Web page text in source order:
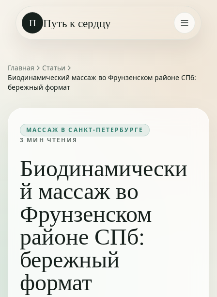
П Путь к сердцу
Главная
Статьи
Биодинамический массаж во Фрунзенском районе СПб:
бережный формат
МАССАЖ В САНКТ-ПЕТЕРБУРГЕ
3 МИН ЧТЕНИЯ
Биодинамически
й массаж во
Фрунзенском
районе СПб:
бережный
формат